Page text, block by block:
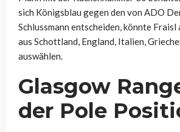
sich Königsblau gegen den von ADO
Schlussmann entscheiden, könnte Fraisl
aus Schottland, England, Italien,
auswählen.
Glasgow
der Pole